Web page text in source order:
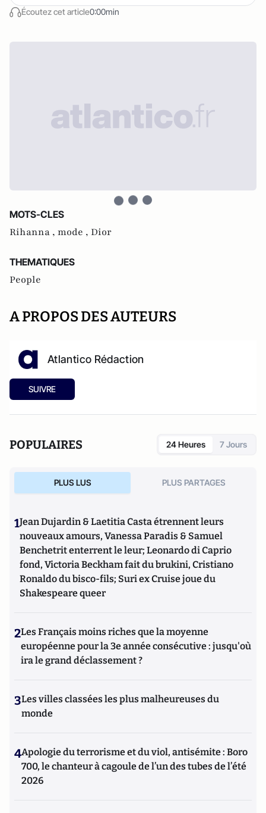
Écoutez cet article0:00min
MOTS-CLES
Rihanna , mode , Dior
THEMATIQUES
People
A PROPOS DES AUTEURS
Atlantico Rédaction
SUIVRE
POPULAIRES 24 Heures 7 Jours
PLUS LUS PLUS PARTAGES
1Jean Dujardin & Laetitia Casta étrennent leurs
nouveaux amours, Vanessa Paradis & Samuel
Benchetrit enterrent le leur; Leonardo di Caprio
fond, Victoria Beckham fait du brukini, Cristiano
Ronaldo du bisco-fils; Suri ex Cruise joue du
Shakespeare queer
2Les Français moins riches que la moyenne
européenne pour la 3e année consécutive : jusqu'où
ira le grand déclassement ?
3Les villes classées les plus malheureuses du
monde
4Apologie du terrorisme et du viol, antisémite : Boro
700, le chanteur à cagoule de l’un des tubes de l’été
2026